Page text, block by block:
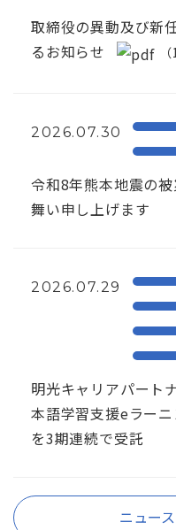
取締役の異動及び新
るお知らせ
2026.07.30
令和8年熊本地震の
舞い申し上げます
2026.07.29
明光キャリアパート
本語学習支援eラー
を3期連続で受託
ニュー